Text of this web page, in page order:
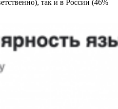
так и в России (46%